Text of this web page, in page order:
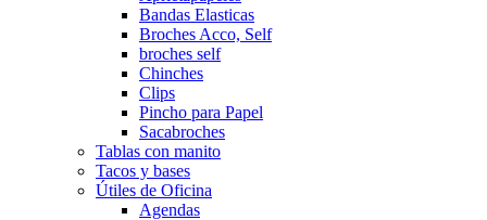
Bandas Elasticas
Broches Acco, Self
broches self
Chinches
Clips
Pincho para Papel
Sacabroches
Tablas con manito
Tacos y bases
Útiles de Oficina
Agendas